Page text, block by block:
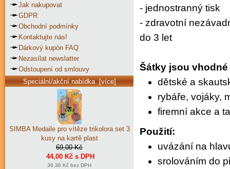
- jednostranný tisk
- zdravotní
do 3 let
Šátky jsou
dětské a
rybáře, vojáky,
firemní akce a
Použití:
uvázání na
srolováním do
Jak nakupovat
GDPR
Obchodní podmínky
Kontaktujte nás!
Dárkový kupón FAQ
Nezasílat newslatter
Odstoupení od smlouvy
Speciální/akční nabídka [více]
SIMBA Medaile pro vítěze trikolora set 3
kusy na kartě plast
69,00 Kč
44,00 Kč s DPH
36,36 Kč bez DPH